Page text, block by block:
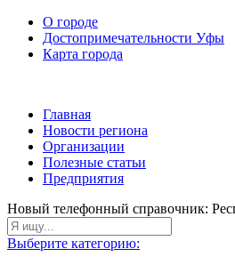
О городе
Достопримечательности Уфы
Карта города
Главная
Новости региона
Организации
Полезные статьи
Предприятия
Новый телефонный справочник:
Выберите категорию: